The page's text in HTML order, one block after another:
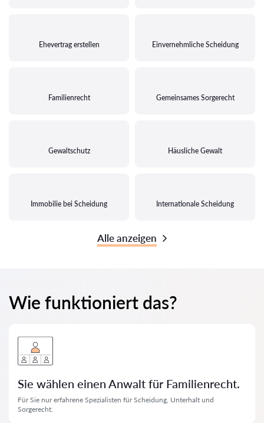
Ehevertrag erstellen Einvernehmliche Scheidung
Familienrecht Gemeinsames Sorgerecht
Gewaltschutz Häusliche Gewalt
Immobilie bei Scheidung Internationale Scheidung
Alle anzeigen
Wie funktioniert das?
Sie wählen einen Anwalt für Familienrecht.
Für Sie nur erfahrene Spezialisten für Scheidung, Unterhalt und
Sorgerecht.